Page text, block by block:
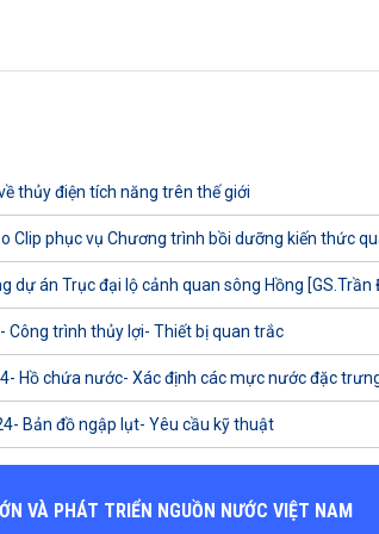
thủy điện tích năng trên thế giới
Clip phục vụ Chương trình bồi dưỡng kiến thức
dự án Trục đại lộ cảnh quan sông Hồng [GS.Trần
Công trình thủy lợi- Thiết bị quan trắc
Hồ chứa nước- Xác định các mực nước đặc
Bản đồ ngập lụt- Yêu cầu kỹ thuật
VÀ PHÁT TRIỂN NGUỒN NƯỚC VIỆT NAM